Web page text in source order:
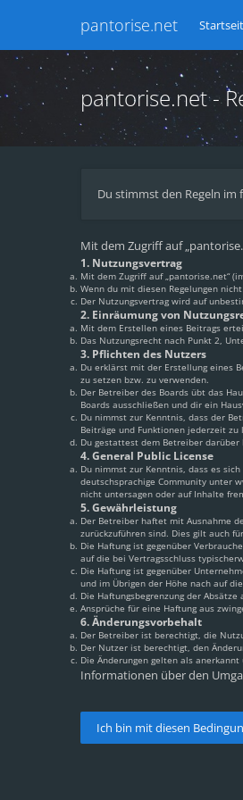
pantorise.net
pantorise.net -
Du stimmst den Regeln
Mit dem Zugriff auf
1. Nutzungsvertrag
Mit dem Zugriff auf „pantorise.net“
Wenn du mit diesen Regelungen
Der Nutzungsvertrag wird auf
2. Einräumung von
Mit dem Erstellen eines Beitrags
Das Nutzungsrecht nach Punkt 2,
3. Pflichten des Nutzers
Du erklärst mit der Erstellung eines
zu setzen bzw. zu verwenden.
Der Betreiber des Boards übt das
Boards ausschließen und dir ein
Du nimmst zur Kenntnis, dass der
Beiträge und Funktionen jederzeit zu
Du gestattest dem Betreiber darüber
4. General Public License
Du nimmst zur Kenntnis, dass es
deutschsprachige Community unter
nicht untersagen oder auf Inhalte
5. Gewährleistung
Der Betreiber haftet mit Ausnahme
zurückzuführen sind. Dies gilt auch
Die Haftung ist gegenüber
auf die bei Vertragsschluss
Die Haftung ist gegenüber
und im Übrigen der Höhe nach auf
Die Haftungsbegrenzung der
Ansprüche für eine Haftung aus
6. Änderungsvorbehalt
Der Betreiber ist berechtigt, die
Der Nutzer ist berechtigt, den
Die Änderungen gelten als
Informationen über den